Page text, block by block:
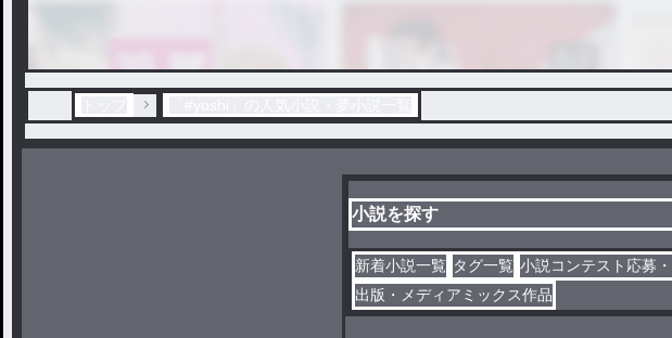
小説を探す
新着小説一覧 タグ一覧 小説コンテスト応募
出版・メディアミックス作品